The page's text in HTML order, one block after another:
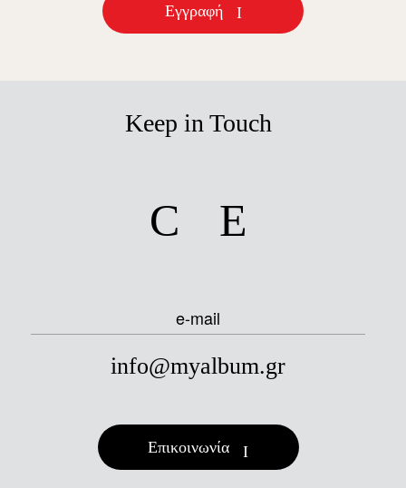
Εγγραφή
Keep in Touch
e-mail
info@myalbum.gr
Επικοινωνία